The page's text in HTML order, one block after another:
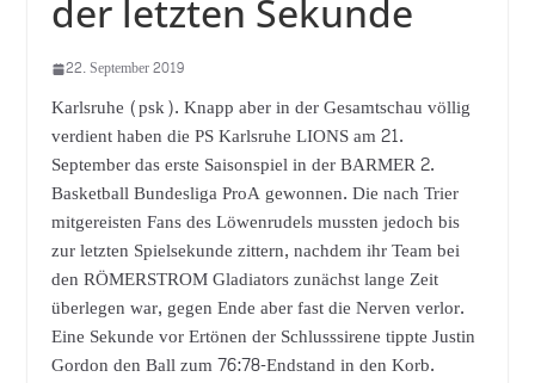
der letzten Sekunde
22. September 2019
Karlsruhe (psk). Knapp aber in der Gesamtschau völlig
verdient haben die PS Karlsruhe LIONS am 21.
September das erste Saisonspiel in der BARMER 2.
Basketball Bundesliga ProA gewonnen. Die nach Trier
mitgereisten Fans des Löwenrudels mussten jedoch bis
zur letzten Spielsekunde zittern, nachdem ihr Team bei
den RÖMERSTROM Gladiators zunächst lange Zeit
überlegen war, gegen Ende aber fast die Nerven verlor.
Eine Sekunde vor Ertönen der Schlusssirene tippte Justin
Gordon den Ball zum 76:78-Endstand in den Korb.